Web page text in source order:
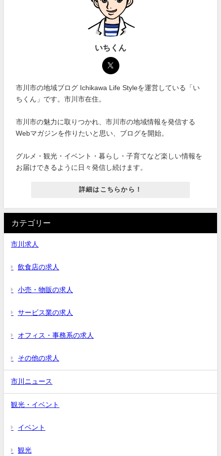
いちくん
市川市の地域ブログ Ichikawa Life Styleを運営している「い
ちくん」です。市川市在住。
市川市の魅力に取りつかれ、市川市の地域情報を発信する
Webマガジンを作りたいと思い、ブログを開始。
グルメ・観光・イベント・暮らし・子育てなど楽しい情報を
お届けできるように日々発信し続けます。
詳細はこちらから！
カテゴリー
市川求人
飲食店の求人
小売・物販の求人
サービス業の求人
オフィス・事務系の求人
その他の求人
市川ニュース
観光・イベント
イベント
観光